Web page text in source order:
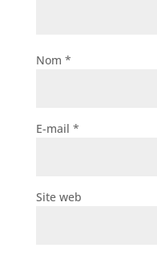
Nom *
E-mail *
Site web